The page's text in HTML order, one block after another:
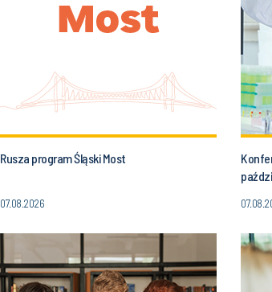
Rusza program Śląski Most
07.08.2026